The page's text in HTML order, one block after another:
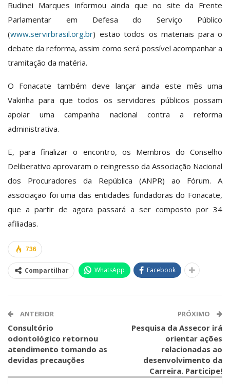
Rudinei Marques informou ainda que no site da Frente
Parlamentar em Defesa do Serviço Público
(www.servirbrasil.org.br) estão todos os materiais para o
debate da reforma, assim como será possível acompanhar a
tramitação da matéria.
O Fonacate também deve lançar ainda este mês uma
Vakinha para que todos os servidores públicos possam
apoiar uma campanha nacional contra a reforma
administrativa.
E, para finalizar o encontro, os Membros do Conselho
Deliberativo aprovaram o reingresso da Associação Nacional
dos Procuradores da República (ANPR) ao Fórum. A
associação foi uma das entidades fundadoras do Fonacate,
que a partir de agora passará a ser composto por 34
afiliadas.
736
Compartilhar WhatsApp Facebook
ANTERIOR
Consultório
odontológico retornou
atendimento tomando as
devidas precauções
PRÓXIMO
Pesquisa da Assecor irá
orientar ações
relacionadas ao
desenvolvimento da
Carreira. Participe!